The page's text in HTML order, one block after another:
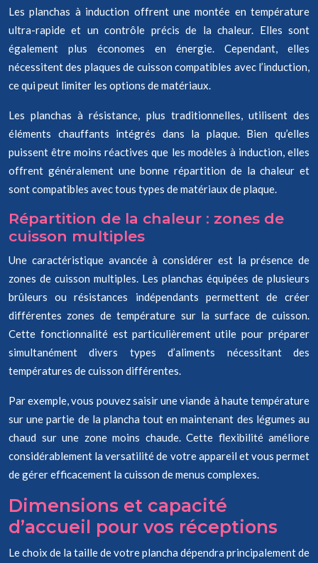
Les planchas à induction offrent une montée en température
ultra-rapide et un contrôle précis de la chaleur. Elles sont
également plus économes en énergie. Cependant, elles
nécessitent des plaques de cuisson compatibles avec l’induction,
ce qui peut limiter les options de matériaux.
Les planchas à résistance, plus traditionnelles, utilisent des
éléments chauffants intégrés dans la plaque. Bien qu’elles
puissent être moins réactives que les modèles à induction, elles
offrent généralement une bonne répartition de la chaleur et
sont compatibles avec tous types de matériaux de plaque.
Répartition de la chaleur : zones de
cuisson multiples
Une caractéristique avancée à considérer est la présence de
zones de cuisson multiples. Les planchas équipées de plusieurs
brûleurs ou résistances indépendants permettent de créer
différentes zones de température sur la surface de cuisson.
Cette fonctionnalité est particulièrement utile pour préparer
simultanément divers types d’aliments nécessitant des
températures de cuisson différentes.
Par exemple, vous pouvez saisir une viande à haute température
sur une partie de la plancha tout en maintenant des légumes au
chaud sur une zone moins chaude. Cette flexibilité améliore
considérablement la versatilité de votre appareil et vous permet
de gérer efficacement la cuisson de menus complexes.
Dimensions et capacité
d’accueil pour vos réceptions
Le choix de la taille de votre plancha dépendra principalement de